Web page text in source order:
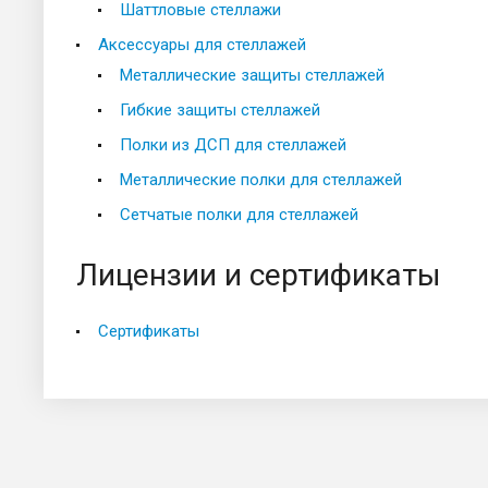
Шаттловые стеллажи
Аксессуары для стеллажей
Металлические защиты стеллажей
Гибкие защиты стеллажей
Полки из ДСП для стеллажей
Металлические полки для стеллажей
Сетчатые полки для стеллажей
Лицензии и сертификаты
Сертификаты